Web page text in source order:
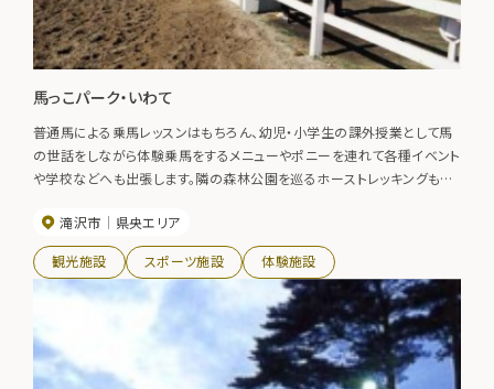
馬っこパーク・いわて
普通馬による乗馬レッスンはもちろん、幼児・小学生の課外授業として馬
の世話をしながら体験乗馬をするメニューやポニーを連れて各種イベント
や学校などへも出張します。隣の森林公園を巡るホーストレッキングもで
滝沢市
県央エリア
観光施設 スポーツ施設 体験施設